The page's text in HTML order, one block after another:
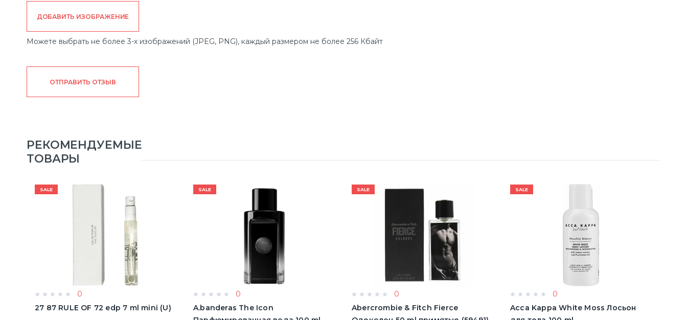
ДОБАВИТЬ ИЗОБРАЖЕНИЕ
Можете выбрать не более 3-х изображений (JPEG, PNG), каждый размером не более 256 Кбайт
ОТПРАВИТЬ ОТЗЫВ
РЕКОМЕНДУЕМЫЕ
ТОВАРЫ
SALE
0
27 87 RULE OF 72 edp 7 ml mini (U)
SALE
0
A.banderas The Icon
SALE
0
Abercrombie & Fitch Fierce
SALE
0
Acca Kappa White Moss Лосьон